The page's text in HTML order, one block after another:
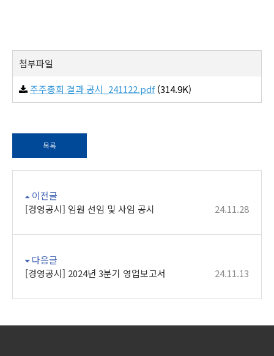
첨부파일
주주총회 결과 공시_241122.pdf(314.9K)
목록
이전글
[경영공시] 임원 선임 및 사임 공시
24.11.28
다음글
[경영공시] 2024년 3분기 영업보고서
24.11.13